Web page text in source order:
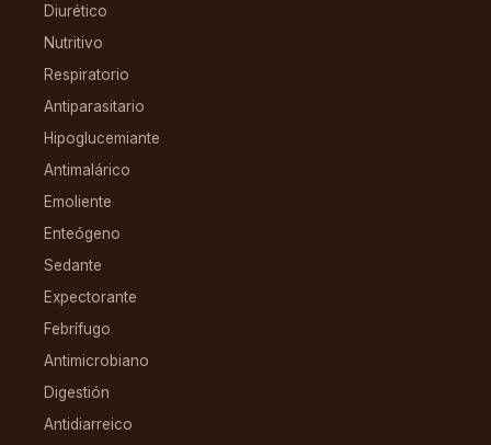
Diurético
Nutritivo
Respiratorio
Antiparasitario
Hipoglucemiante
Antimalárico
Emoliente
Enteógeno
Sedante
Expectorante
Febrífugo
Antimicrobiano
Digestión
Antidiarreico